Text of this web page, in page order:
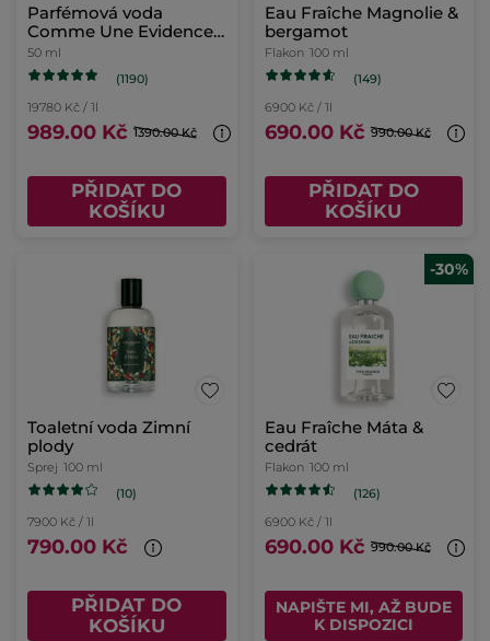
Parfémová voda
Comme Une Evidence
50ml
50 ml
(1190)
19780 Kč / 1l
989.00 Kč 1390.00 Kč
PŘIDAT DO
KOŠÍKU
Eau Fraîche Magnolie &
bergamot
Flakon 100 ml
(149)
6900 Kč / 1l
690.00 Kč 990.00 Kč
PŘIDAT DO
KOŠÍKU
Toaletní voda Zimní
plody
Sprej 100 ml
(10)
7900 Kč / 1l
790.00 Kč
PŘIDAT DO
KOŠÍKU
-30%
Eau Fraîche Máta &
cedrát
Flakon 100 ml
(126)
6900 Kč / 1l
690.00 Kč 990.00 Kč
NAPIŠTE MI, AŽ BUDE
K DISPOZICI